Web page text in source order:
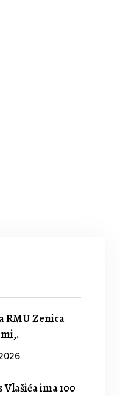
RMU Zenica
Vlašića ima 100